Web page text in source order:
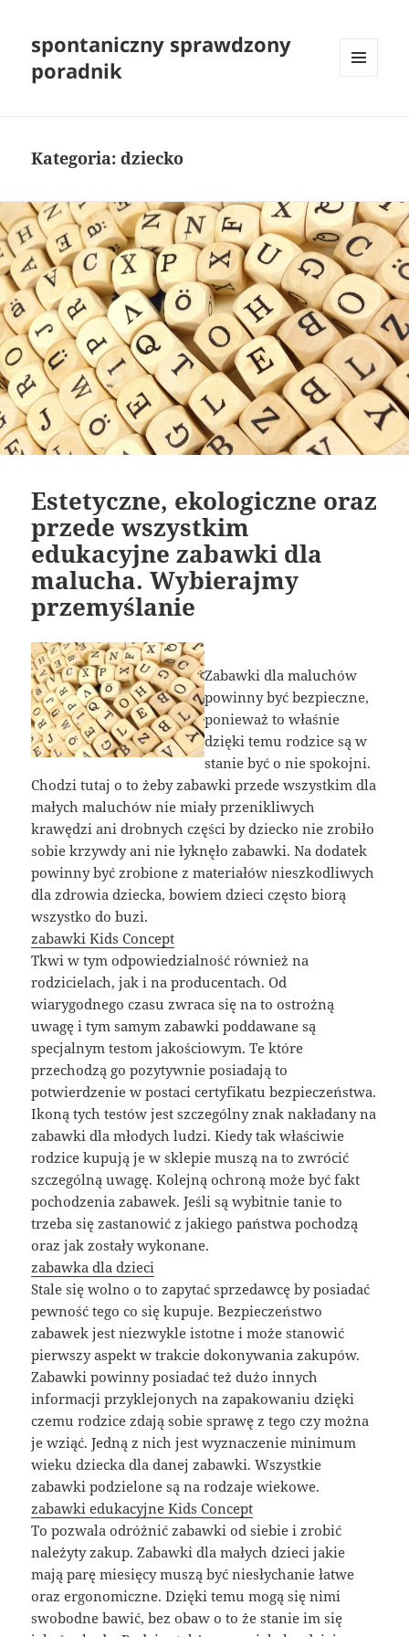
spontaniczny sprawdzony
poradnik
Kategoria:dziecko
Estetyczne, ekologiczne oraz
przede wszystkim
edukacyjne zabawki dla
malucha. Wybierajmy
przemyślanie
Zabawki dla maluchów
powinny być bezpieczne,
ponieważ to właśnie
dzięki temu rodzice są w
stanie być o nie spokojni.
Chodzi tutaj o to żeby zabawki przede wszystkim dla
małych maluchów nie miały przenikliwych
krawędzi ani drobnych części by dziecko nie zrobiło
sobie krzywdy ani nie łyknęło zabawki. Na dodatek
powinny być zrobione z materiałów nieszkodliwych
dla zdrowia dziecka, bowiem dzieci często biorą
wszystko do buzi.
zabawki Kids Concept
Tkwi w tym odpowiedzialność również na
rodzicielach, jak i na producentach. Od
wiarygodnego czasu zwraca się na to ostrożną
uwagę i tym samym zabawki poddawane są
specjalnym testom jakościowym. Te które
przechodzą go pozytywnie posiadają to
potwierdzenie w postaci certyfikatu bezpieczeństwa.
Ikoną tych testów jest szczególny znak nakładany na
zabawki dla młodych ludzi. Kiedy tak właściwie
rodzice kupują je w sklepie muszą na to zwrócić
szczególną uwagę. Kolejną ochroną może być fakt
pochodzenia zabawek. Jeśli są wybitnie tanie to
trzeba się zastanowić z jakiego państwa pochodzą
oraz jak zostały wykonane.
zabawka dla dzieci
Stale się wolno o to zapytać sprzedawcę by posiadać
pewność tego co się kupuje. Bezpieczeństwo
zabawek jest niezwykle istotne i może stanowić
pierwszy aspekt w trakcie dokonywania zakupów.
Zabawki powinny posiadać też dużo innych
informacji przyklejonych na zapakowaniu dzięki
czemu rodzice zdają sobie sprawę z tego czy można
je wziąć. Jedną z nich jest wyznaczenie minimum
wieku dziecka dla danej zabawki. Wszystkie
zabawki podzielone są na rodzaje wiekowe.
zabawki edukacyjne Kids Concept
To pozwala odróżnić zabawki od siebie i zrobić
należyty zakup. Zabawki dla małych dzieci jakie
mają parę miesięcy muszą być niesłychanie łatwe
oraz ergonomiczne. Dzięki temu mogą się nimi
swobodne bawić, bez obaw o to że stanie im się